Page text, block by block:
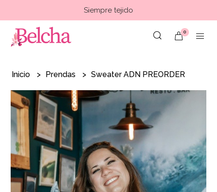
Siempre tejido
0
Inicio Prendas Sweater ADN PREORDER